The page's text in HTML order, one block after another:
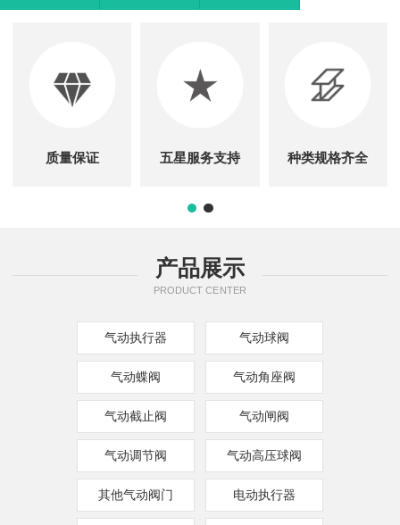
质量保证 五星服务支持 种类规格齐全
产品展示
PRODUCT CENTER
气动执行器 气动球阀
气动蝶阀 气动角座阀
气动截止阀 气动闸阀
气动调节阀 气动高压球阀
其他气动阀门 电动执行器